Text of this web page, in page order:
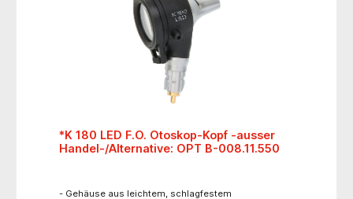
*K 180 LED F.O. Otoskop-Kopf -ausser
Handel-/Alternative: OPT B-008.11.550
- Gehäuse aus leichtem, schlagfestem